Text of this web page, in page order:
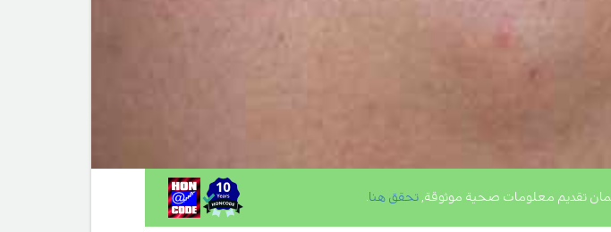
تقديم معلومات صحية موثوقة, تحقق هنا.